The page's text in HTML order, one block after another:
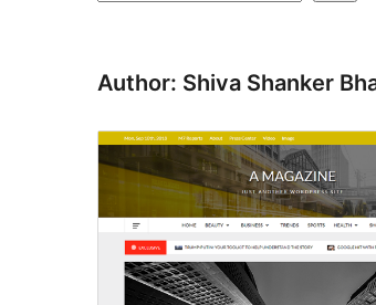
Author: Shiva Shanker